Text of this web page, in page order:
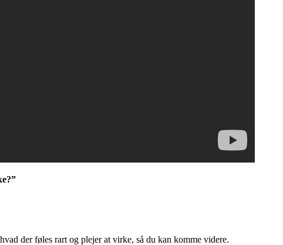
der føles rart og plejer at virke, så du kan komme videre.